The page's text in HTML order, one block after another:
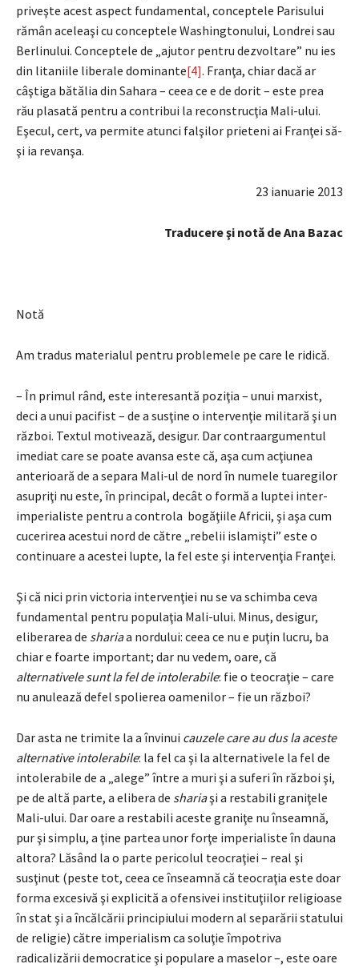
priveşte acest aspect fundamental, conceptele Parisului
rămân aceleaşi cu conceptele Washingtonului, Londrei sau
Berlinului. Conceptele de „ajutor pentru dezvoltare” nu ies
din litaniile liberale dominante[4]. Franţa, chiar dacă ar
câştiga bătălia din Sahara – ceea ce e de dorit – este prea
rău plasată pentru a contribui la reconstrucţia Mali-ului.
Eşecul, cert, va permite atunci falşilor prieteni ai Franţei să-
şi ia revanşa.
23 ianuarie 2013
Traducere şi notă de Ana Bazac
Notă
Am tradus materialul pentru problemele pe care le ridică.
– În primul rând, este interesantă poziţia – unui marxist,
deci a unui pacifist – de a susţine o intervenţie militară şi un
război. Textul motivează, desigur. Dar contraargumentul
imediat care se poate avansa este că, aşa cum acţiunea
anterioară de a separa Mali-ul de nord în numele tuaregilor
asupriţi nu este, în principal, decât o formă a luptei inter-
imperialiste pentru a controla bogăţiile Africii, şi aşa cum
cucerirea acestui nord de către „rebelii islamişti” este o
continuare a acestei lupte, la fel este şi intervenţia Franţei.
Şi că nici prin victoria intervenţiei nu se va schimba ceva
fundamental pentru populaţia Mali-ului. Minus, desigur,
eliberarea de shariaa nordului: ceea ce nu e puţin lucru, ba
chiar e foarte important; dar nu vedem, oare, că
alternativele sunt la fel de intolerabile: fie o teocraţie – care
nu anulează defel spolierea oamenilor – fie un război?
Dar asta ne trimite la a învinui cauzele care au dus la aceste
alternative intolerabile: la fel ca şi la alternativele la fel de
intolerabile de a „alege” între a muri şi a suferi în război şi,
pe de altă parte, a elibera de shariaşi a restabili graniţele
Mali-ului. Dar oare a restabili aceste graniţe nu înseamnă,
pur şi simplu, a ţine partea unor forţe imperialiste în dauna
altora? Lăsând la o parte pericolul teocraţiei – real şi
susţinut (peste tot, ceea ce înseamnă că teocraţia este doar
forma excesivă şi explicită a ofensivei instituţiilor religioase
în stat şi a încălcării principiului modern al separării statului
de religie) către imperialism ca soluţie împotriva
radicalizării democratice şi populare a maselor –, este oare